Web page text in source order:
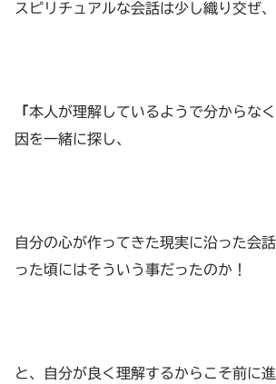
スピリチュアルな会話は少し織り交ぜ、
「本人が理解しているようで分からな
因を一緒に探し、
自分の心が作ってきた現実に沿った会
った頃にはそういう事だったのか！
と、自分が良く理解するからこそ前に